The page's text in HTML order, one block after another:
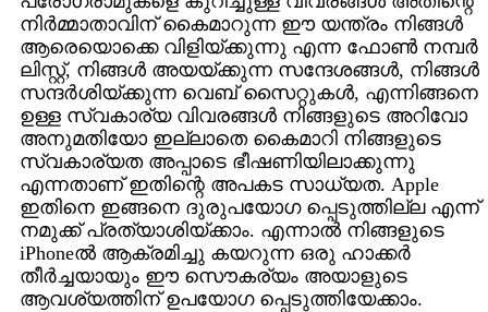
നിര്‍മ്മാതാവിന് കൈമാറുന്ന ഈ യന്ത്രം നിങ്ങള്‍
ആരെയൊക്കെ വിളിയ്ക്കുന്നു എന്ന ഫോണ്‍ നമ്പര്‍
ലിസ്റ്റ്, നിങ്ങള്‍ അയയ്ക്കുന്ന സന്ദേശങ്ങള്‍, നിങ്ങള്‍
സന്ദര്‍ശിയ്ക്കുന്ന വെബ് സൈറ്റുകള്‍, എന്നിങ്ങനെ
ഉള്ള സ്വകാര്യ വിവരങ്ങള്‍ നിങ്ങളുടെ അറിവോ
അനുമതിയോ ഇല്ലാതെ കൈമാറി നിങ്ങളുടെ
സ്വകാര്യത അപ്പാടെ ഭീഷണിയിലാക്കുന്നു
എന്നതാണ് ഇതിന്റെ അപകട സാധ്യത. Apple
ഇതിനെ ഇങ്ങനെ ദുരുപയോഗ പ്പെടുത്തില്ല എന്ന്
നമുക്ക് പ്രത്യാശിയ്ക്കാം. എന്നാല്‍ നിങ്ങളുടെ
iPhoneല്‍ ആക്രമിച്ചു കയറുന്ന ഒരു ഹാക്കര്‍
തീര്‍ച്ചയായും ഈ സൌകര്യം അയാളുടെ
ആവശ്യത്തിന് ഉപയോഗ പ്പെടുത്തിയേക്കാം.